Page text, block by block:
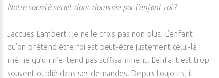
Notre société serait donc dominée par l’enfant-roi ?
Jacques Lambert : je ne le crois pas non plus. L’enfant
qu’on prétend être roi est peut-être justement celui-là
même qu’on n’entend pas suffisamment. L’enfant est trop
souvent oublié dans ses demandes. Depuis toujours, il